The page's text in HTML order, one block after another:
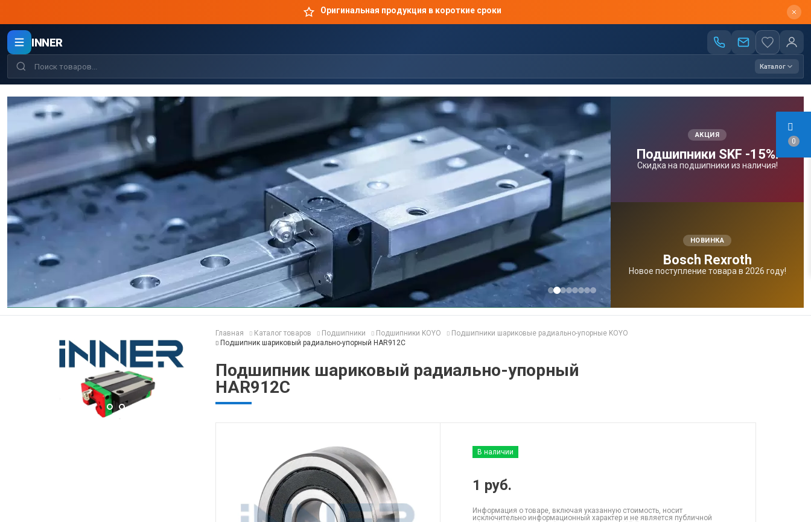
0
Оригинальная продукция в короткие сроки
INNER
Каталог
АКЦИЯ
Подшипники SKF -15%!
Скидка на подшипники из наличия!
НОВИНКА
Bosсh Rexroth
Новое поступление товара в 2026 году!
Главная Каталог товаров Подшипники Подшипники KOYO
Подшипники шариковые радиально-упорные KOYO
Подшипник шариковый радиально-упорный HAR912C
Подшипник шариковый радиально-упорный
HAR912C
В наличии
1 руб.
Информация о товаре, включая указанную стоимость, носит
исключительно информационный характер и не является публичной